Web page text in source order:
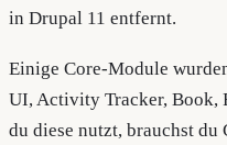
in Drupal 11 entfernt.
Einige Core-Module
UI, Activity Tracker, Book,
du diese nutzt, brauchst